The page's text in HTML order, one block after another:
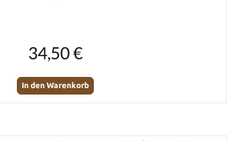
34,50 €
In den Warenkorb